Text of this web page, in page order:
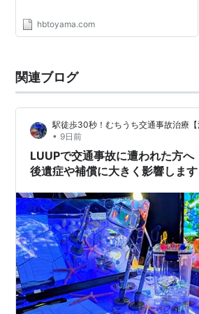
hbtoyama.com
関連ブログ
駅徒歩30秒！むちうち交通事故治療【
• 9日前
LUUPで交通事故に遭われた方へ
後遺症や補償に大きく影響します